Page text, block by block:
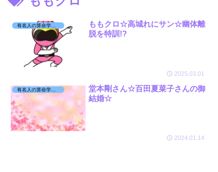
有名人の算命学日記☆
ももクロ☆高城れにサン☆幽体離
脱を特訓!?
2025.03.01
有名人の算命学日記☆
堂本剛さん☆百田夏菜子さんの御
結婚☆
2024.01.14